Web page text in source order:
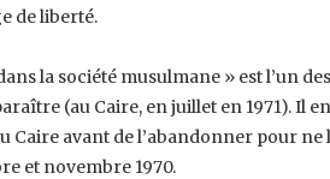
de liberté.
la société musulmane » est l’un
(au Caire, en ‎juillet en 1971). Il
Caire avant de l’abandonner pour ne
et novembre 1970.